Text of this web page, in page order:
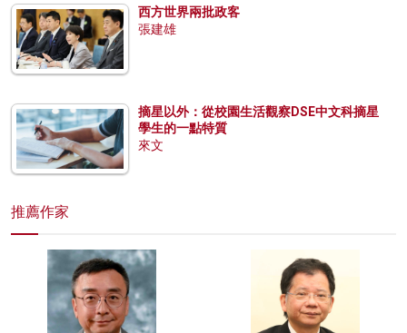
西方世界兩批政客
張建雄
摘星以外：從校園生活觀察DSE中文科摘星
學生的一點特質
來文
推薦作家